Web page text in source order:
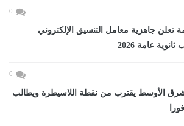
0
تعلن جاهزية معامل التنسيق الإلكتروني
عامة 2026
0
الأوسط يقترب من نقطة اللاسيطرة ويطالب